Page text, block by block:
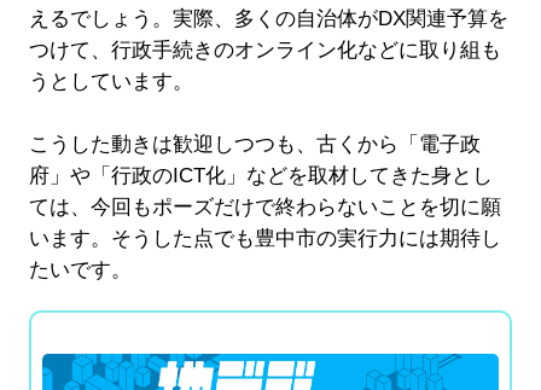
えるでしょう。実際、多くの自治体がDX関連予算を
つけて、行政手続きのオンライン化などに取り組も
うとしています。
こうした動きは歓迎しつつも、古くから「電子政
府」や「行政のICT化」などを取材してきた身とし
ては、今回もポーズだけで終わらないことを切に願
います。そうした点でも豊中市の実行力には期待し
たいです。